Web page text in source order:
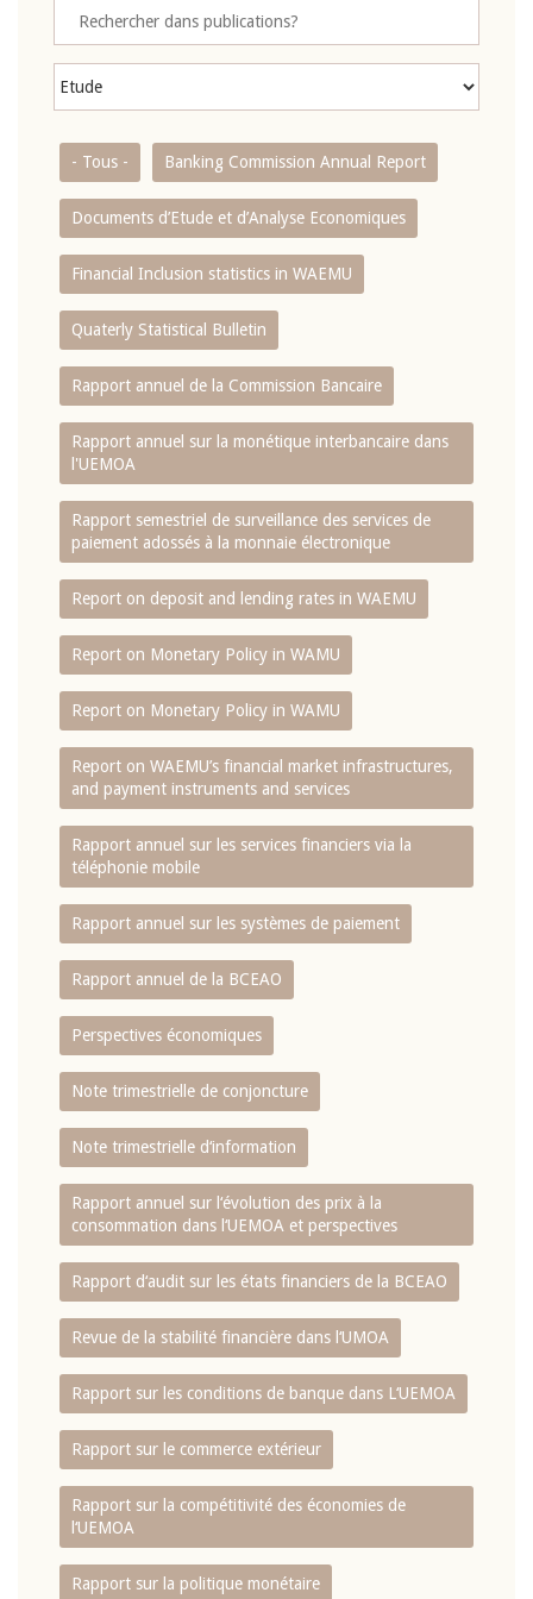
- Tous - Banking Commission Annual Report
Documents d’Etude et d’Analyse Economiques
Financial Inclusion statistics in WAEMU
Quaterly Statistical Bulletin
Rapport annuel de la Commission Bancaire
Rapport annuel sur la monétique interbancaire dans
l'UEMOA
Rapport semestriel de surveillance des services de
paiement adossés à la monnaie électronique
Report on deposit and lending rates in WAEMU
Report on Monetary Policy in WAMU
Report on Monetary Policy in WAMU
Report on WAEMU’s financial market infrastructures,
and payment instruments and services
Rapport annuel sur les services financiers via la
téléphonie mobile
Rapport annuel sur les systèmes de paiement
Rapport annuel de la BCEAO
Perspectives économiques
Note trimestrielle de conjoncture
Note trimestrielle d‘information
Rapport annuel sur l‘évolution des prix à la
consommation dans l‘UEMOA et perspectives
Rapport d‘audit sur les états financiers de la BCEAO
Revue de la stabilité financière dans l‘UMOA
Rapport sur les conditions de banque dans L‘UEMOA
Rapport sur le commerce extérieur
Rapport sur la compétitivité des économies de
l‘UEMOA
Rapport sur la politique monétaire